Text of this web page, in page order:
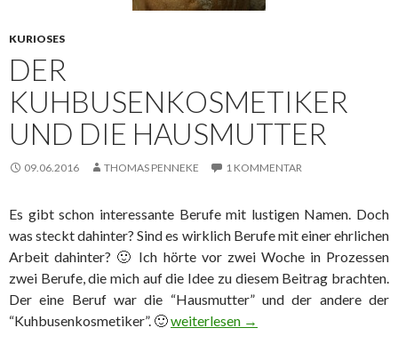
KURIOSES
DER
KUHBUSENKOSMETIKER
UND DIE HAUSMUTTER
09.06.2016 THOMAS PENNEKE 1 KOMMENTAR
Es gibt schon interessante Berufe mit lustigen Namen. Doch
was steckt dahinter? Sind es wirklich Berufe mit einer ehrlichen
Arbeit dahinter? 🙂 Ich hörte vor zwei Woche in Prozessen
zwei Berufe, die mich auf die Idee zu diesem Beitrag brachten.
Der eine Beruf war die “Hausmutter” und der andere der
“Kuhbusenkosmetiker”. 🙂Der Kuhbusenkosmetiker und die
weiterlesen →